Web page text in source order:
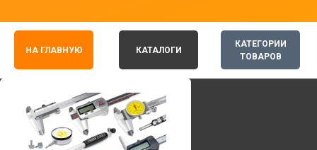
КАТЕГОРИИ
ТОВАРОВ
НА ГЛАВНУЮ КАТАЛОГИ